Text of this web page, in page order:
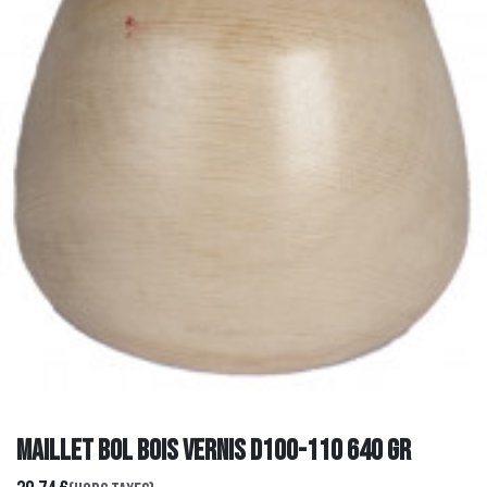
MAILLET BOL BOIS VERNIS D100-110 640 gr